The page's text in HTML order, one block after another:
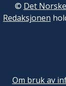
© Det
Redaksjonen
Om bruk av